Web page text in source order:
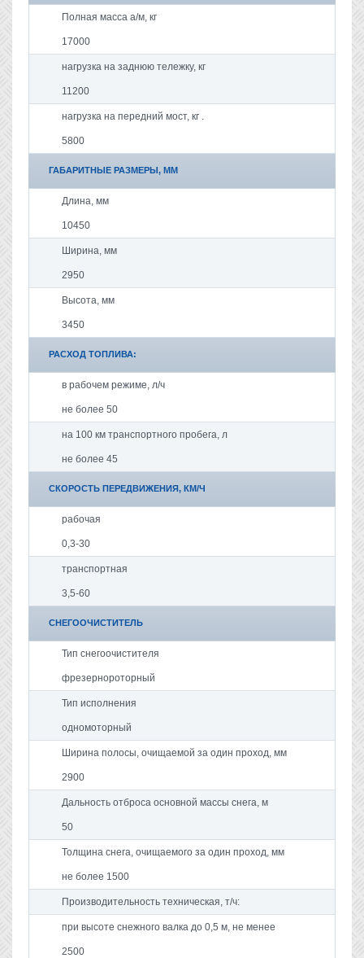
Полная масса а/м, кг
17000
нагрузка на заднюю тележку, кг
11200
нагрузка на передний мост, кг .
5800
ГАБАРИТНЫЕ РАЗМЕРЫ, ММ
Длина, мм
10450
Ширина, мм
2950
Высота, мм
3450
РАСХОД ТОПЛИВА:
в рабочем режиме, л/ч
не более 50
на 100 км транспортного пробега, л
не более 45
СКОРОСТЬ ПЕРЕДВИЖЕНИЯ, КМ/Ч
рабочая
0,3-30
транспортная
3,5-60
СНЕГООЧИСТИТЕЛЬ
Тип снегоочистителя
фрезернороторный
Тип исполнения
одномоторный
Ширина полосы, очищаемой за один проход, мм
2900
Дальность отброса основной массы снега, м
50
Толщина снега, очищаемого за один проход, мм
не более 1500
Производительность техническая, т/ч:
при высоте снежного валка до 0,5 м, не менее
2500